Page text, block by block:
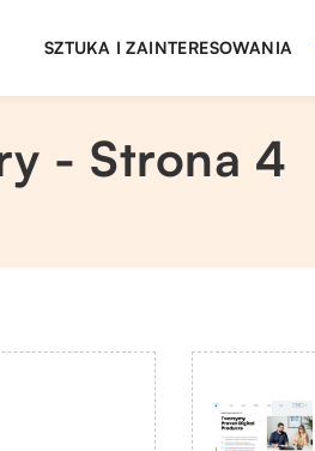
SZTUKA I ZAINTERESOWANIA
- Strona 4